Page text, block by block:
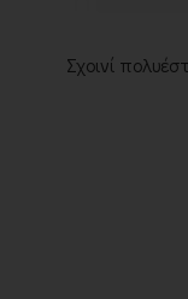
Σχοινί